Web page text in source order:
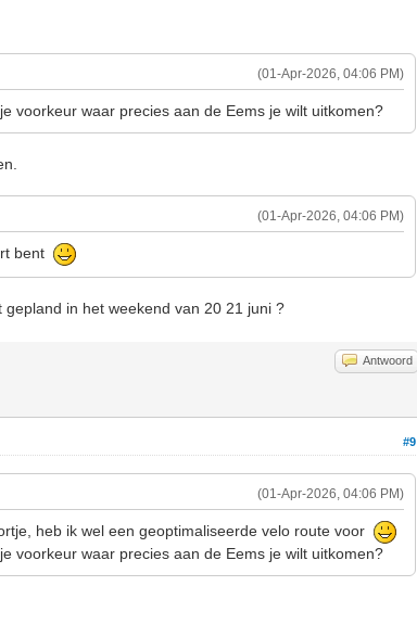
(01-Apr-2026, 04:06 PM)
voorkeur waar precies aan de Eems je wilt uitkomen?
(01-Apr-2026, 04:06 PM)
bent
in het weekend van 20 21 juni ?
Antwoord
#9
(01-Apr-2026, 04:06 PM)
heb ik wel een geoptimaliseerde velo route voor
voorkeur waar precies aan de Eems je wilt uitkomen?